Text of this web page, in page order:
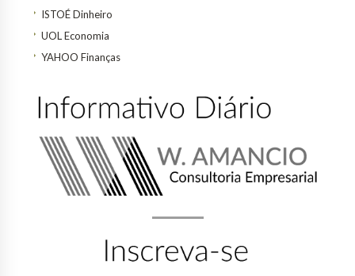
ISTOÉ Dinheiro
UOL Economia
YAHOO Finanças